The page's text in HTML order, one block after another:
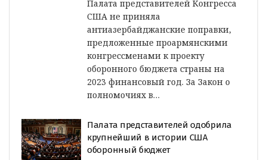
Палата представителей Конгресса
США не приняла
антиазербайджанские поправки,
предложенные проармянскими
конгрессменами к проекту
оборонного бюджета страны на
2023 финансовый год. За Закон о
полномочиях в…
Палата представителей одобрила
крупнейший в истории США
оборонный бюджет